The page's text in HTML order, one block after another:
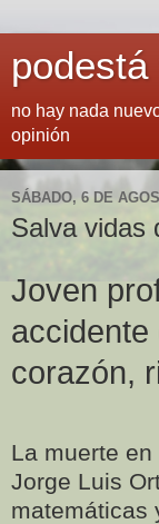
no hay nada
opinión
SÁBADO, 6 DE
Salva vidas
Joven
accidente
corazón,
La muerte
Jorge Luis
matemáticas